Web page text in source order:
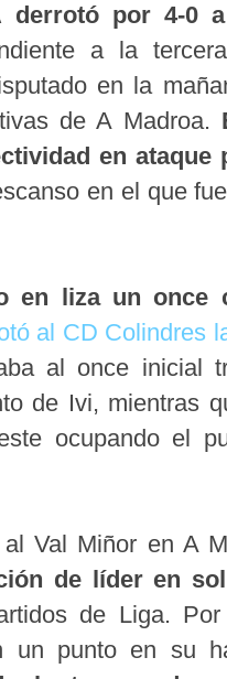
derrotó por 4-0
a la
en la
de A Madroa.
en ataque
en el que
en liza un once
al CD Colindres
al once inicial
de Ivi, mientras
ocupando el
Val Miñor en A
de líder en
de Liga.
un punto en su